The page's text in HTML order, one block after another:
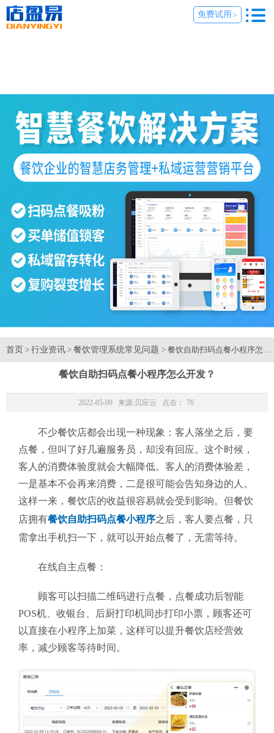
免费试用 >
首页 > 行业资讯 > 餐饮管理系统常见问题 > 餐饮自助扫码点餐小程序怎么
餐饮自助扫码点餐小程序怎么开发？
2022-05-09 来源: 贝应云 点击： 76
不少餐饮店都会出现一种现象：客人落坐之后，要
点餐，但叫了好几遍服务员，却没有回应。这个时候，
客人的消费体验度就会大幅降低。客人的消费体验差，
一是基本不会再来消费，二是很可能会告知身边的人。
这样一来，餐饮店的收益很容易就会受到影响。但餐饮
店拥有餐饮自助扫码点餐小程序之后，客人要点餐，只
需拿出手机扫一下，就可以开始点餐了，无需等待。
在线自主点餐：
顾客可以扫描二维码进行点餐，点餐成功后智能
POS机、收银台、后厨打印机同步打印小票，顾客还可
以直接在小程序上加菜，这样可以提升餐饮店经营效
率，减少顾客等待时间。